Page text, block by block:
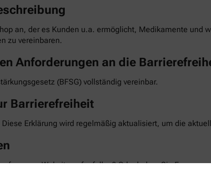
an, der es Kunden u.a. ermöglicht, Medikamente und
zu vereinbaren.
Anforderungen an die
(BFSG) vollständig vereinbar.
Barrierefreiheit
Erklärung wird regelmäßig aktualisiert, um die
unserer Website aufgefallen? Oder haben Sie Fragen